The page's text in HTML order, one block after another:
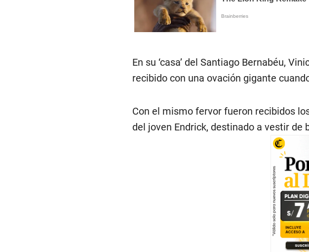
En su ‘casa’ del Santiago Bernabéu,
recibido con una ovación gigante
Con el mismo fervor fueron recibidos
del joven Endrick, destinado a vestir de